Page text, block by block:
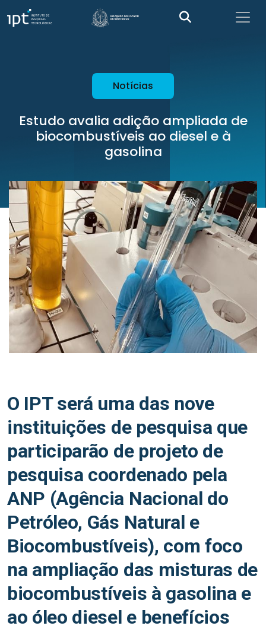
Notícias
Estudo avalia adição ampliada de
biocombustíveis ao diesel e à
gasolina
O IPT será uma das nove
instituições de pesquisa que
participarão de projeto de
pesquisa coordenado pela
ANP (Agência Nacional do
Petróleo, Gás Natural e
Biocombustíveis), com foco
na ampliação das misturas de
biocombustíveis à gasolina e
ao óleo diesel e benefícios